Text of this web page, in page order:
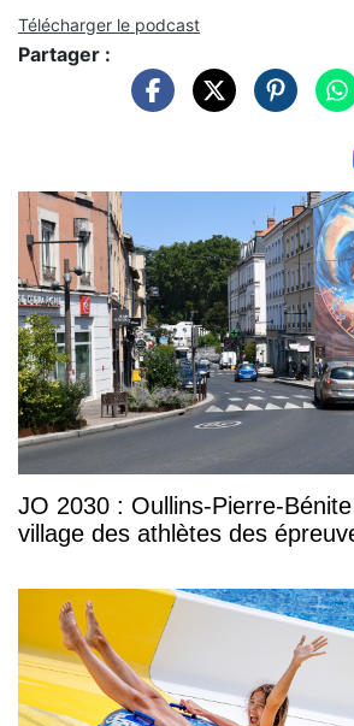
Télécharger le podcast
Partager :
JO 2030 : Oullins-Pierre-
village des athlètes des